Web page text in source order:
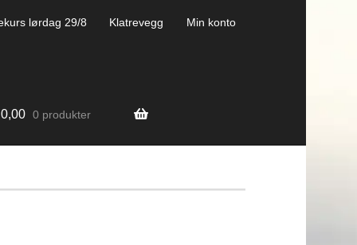
lørdag 29/8 Klatrevegg Min konto
0 produkter